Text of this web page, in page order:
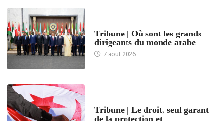
Tribune | Où sont les grands
dirigeants du monde arabe
7 août 2026
Tribune | Le droit, seul garant
de la protection et